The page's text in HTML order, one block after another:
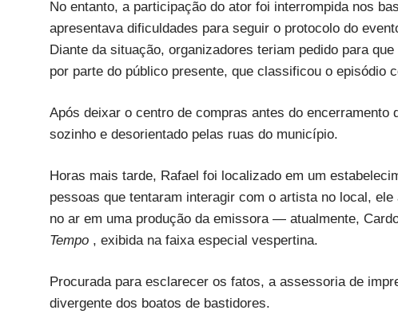
No entanto, a participação do ator foi interrompida nos
apresentava dificuldades para seguir o protocolo do
Diante da situação, organizadores teriam pedido para
por parte do público presente, que classificou o episódio
Após deixar o centro de compras antes do
sozinho e desorientado pelas ruas do município.
Horas mais tarde, Rafael foi localizado em um
pessoas que tentaram interagir com o artista no local,
no ar em uma produção da emissora — atualmente,
Tempo , exibida na faixa especial vespertina.
Procurada para esclarecer os fatos, a assessoria de
divergente dos boatos de bastidores.